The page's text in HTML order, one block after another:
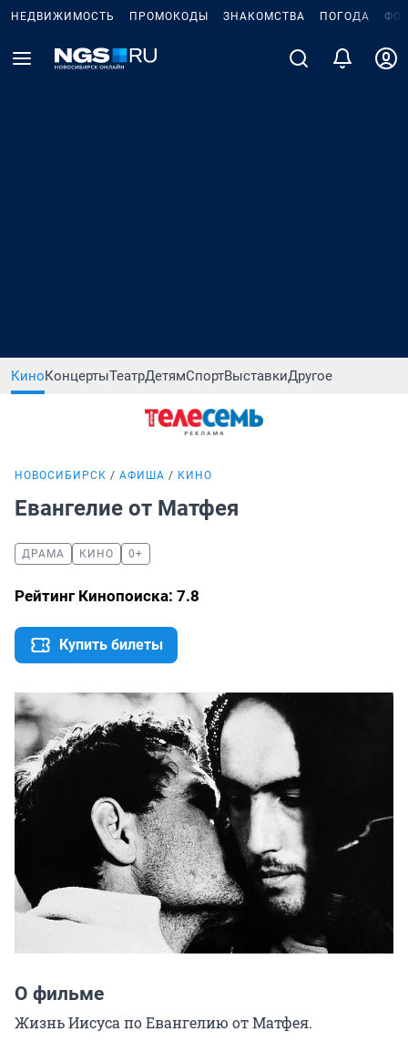
НЕДВИЖИМОСТЬ ПРОМОКОДЫ ЗНАКОМСТВА ПОГОДА
КиноКонцертыТеатрДетямСпортВыставкиДругое
НОВОСИБИРСК АФИША КИНО
Евангелие от Матфея
ДРАМА КИНО 0+
Рейтинг Кинопоиска: 7.8
Купить билеты
О фильме
Жизнь Иисуса по Евангелию от Матфея.